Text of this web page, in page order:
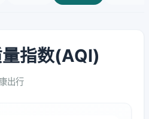
指数(AQI)
出行